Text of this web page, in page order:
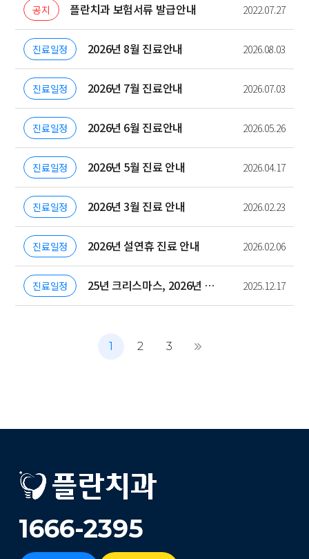
공지 플란치과 보험서류 발급안내 2022.07.27
진료일정 2026년 8월 진료안내 2026.08.03
진료일정 2026년 7월 진료안내 2026.07.03
진료일정 2026년 6월 진료안내 2026.05.26
진료일정 2026년 5월 진료 안내 2026.04.17
진료일정 2026년 3월 진료 안내 2026.02.23
진료일정 2026년 설연휴 진료 안내 2026.02.06
진료일정 25년 크리스마스, 2026년 신정 진료안내 2025.12.17
1 2 3
1666-2395